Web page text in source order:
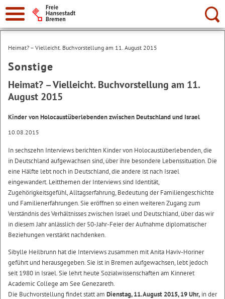
Suche:
Heimat? – Vielleicht. Buchvorstellung am 11. August 2015
Sonstige
Heimat? – Vielleicht. Buchvorstellung am 11.
August 2015
Kinder von Holocaustüberlebenden zwischen Deutschland und Israel
10.08.2015
In sechszehn Interviews berichten Kinder von Holocaustüberlebenden, die
in Deutschland aufgewachsen sind, über ihre besondere Lebenssituation. Die
eine Hälfte lebt noch in Deutschland, die andere ist nach Israel
eingewandert. Leitthemen der Interviews sind Identität,
Zugehörigkeitsgefühl, Alltagserfahrung, Bedeutung der Familiengeschichte
und Familienerfahrungen. Sie eröffnen so einen weiteren Zugang zum
Verständnis des Verhältnisses zwischen Israel und Deutschland, über das wir
in diesem Jahr anlässlich der 50-Jahr-Feier der Aufnahme diplomatischer
Beziehungen verstärkt nachdenken.
Sibylle Heilbrunn hat die Interviews zusammen mit Anita Haviv-Horiner
geführt und herausgegeben. Sie ist in Bremen aufgewachsen, lebt jedoch
seit 1980 in Israel. Sie lehrt heute Sozialwissenschaften am Kinneret
Academic College am See Genezareth.
Die Buchvorstellung findet statt am Dienstag, 11. August 2015, 19 Uhr, in der